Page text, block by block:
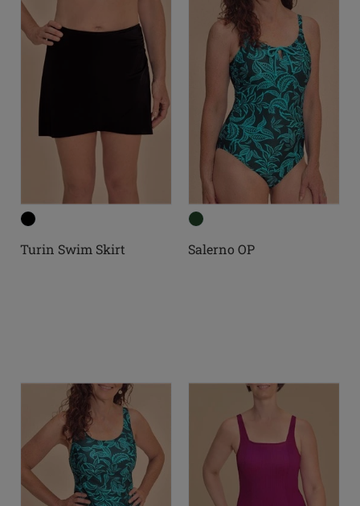
Turin Swim Skirt Salerno OP